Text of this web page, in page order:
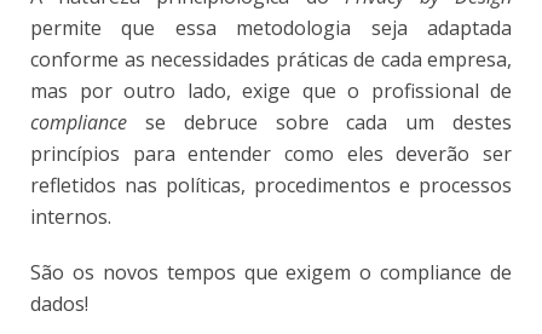
permite que essa metodologia seja adaptada
conforme as necessidades práticas de cada empresa,
mas por outro lado, exige que o profissional de
compliance se debruce sobre cada um destes
princípios para entender como eles deverão ser
refletidos nas políticas, procedimentos e processos
internos.
São os novos tempos que exigem o compliance de
dados!